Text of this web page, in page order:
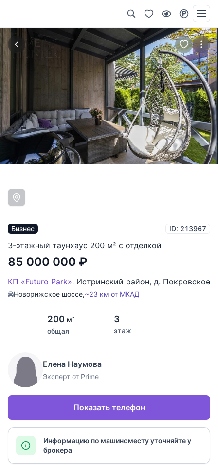
Бизнес ID: 213967
3-этажный таунхаус 200 м² с отделкой
85 000 000 ₽
КП «Futuro Park», Истринский район, д. Покровское
Новорижское шоссе,~23 км от МКАД
200 м2
общая
3
этаж
Елена Наумова
Эксперт от Prime
Показать телефон
Информацию по машиноместу уточняйте у
брокера